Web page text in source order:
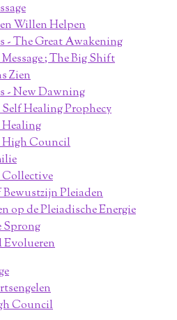
Willen Helpen
- The Great Awakening
; The Big Shift
Zien
- New Dawning
Healing Prophecy
High Council
Pleiaden
op de Pleiadische Energie
Sprong
Council